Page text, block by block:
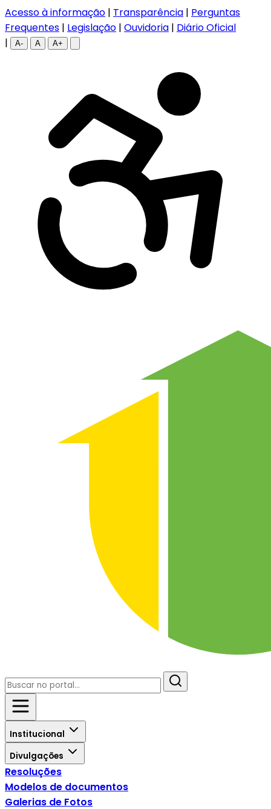
Acesso à informação | Transparência | Perguntas
Frequentes | Legislação | Ouvidoria | Diário Oficial
|
A- A A+
Institucional
Divulgações
Resoluções
Modelos de documentos
Galerias de Fotos